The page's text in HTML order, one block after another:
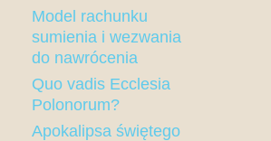
Model rachunku
sumienia i wezwania
do nawrócenia
Quo vadis Ecclesia
Polonorum?
Apokalipsa świętego